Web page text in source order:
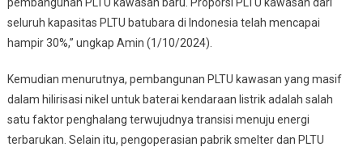
seluruh kapasitas PLTU batubara di Indonesia telah mencapai
hampir 30%,” ungkap Amin (1/10/2024).
Kemudian menurutnya, pembangunan PLTU kawasan yang masif
dalam hilirisasi nikel untuk baterai kendaraan listrik adalah salah
satu faktor penghalang terwujudnya transisi menuju energi
terbarukan. Selain itu, pengoperasian pabrik smelter dan PLTU